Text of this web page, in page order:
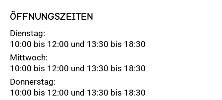
ÖFFNUNGSZEITEN
Dienstag:
10:00 bis 12:00 und 13:30 bis 18:30
Mittwoch:
10:00 bis 12:00 und 13:30 bis 18:30
Donnerstag:
10:00 bis 12:00 und 13:30 bis 18:30